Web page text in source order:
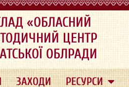
«ОБЛАСНИЙ
ЦЕНТР
ОБЛРАДИ
ЗАХОДИ РЕСУРСИ